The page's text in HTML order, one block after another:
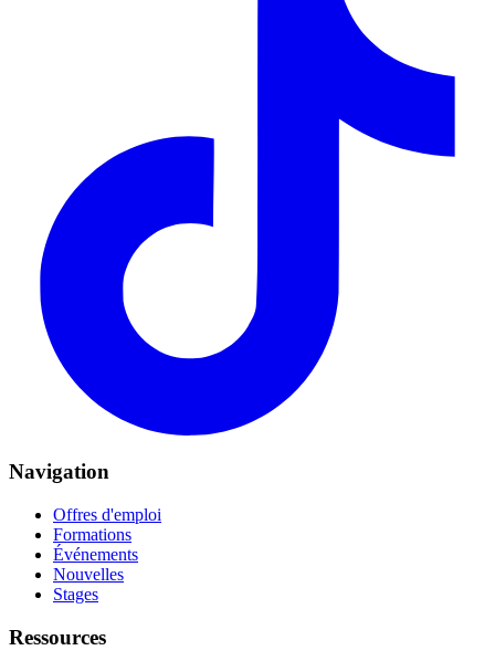
Navigation
Offres d'emploi
Formations
Événements
Nouvelles
Stages
Ressources